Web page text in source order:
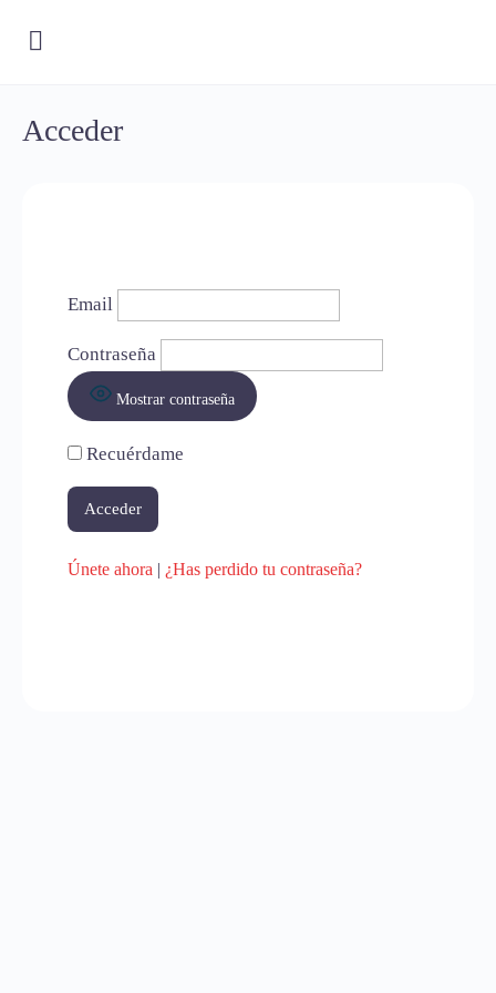
Acceder
Email
Contraseña
Mostrar contraseña
Recuérdame
Únete ahora | ¿Has perdido tu contraseña?